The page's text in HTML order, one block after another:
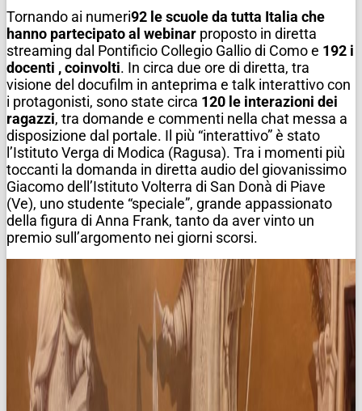
Tornando ai numeri92 le scuole da tutta Italia che
hanno partecipato al webinar proposto in diretta
streaming dal Pontificio Collegio Gallio di Como e 192 i
docenti , coinvolti. In circa due ore di diretta, tra
visione del docufilm in anteprima e talk interattivo con
i protagonisti, sono state circa 120 le interazioni dei
ragazzi, tra domande e commenti nella chat messa a
disposizione dal portale. Il più “interattivo” è stato
l’Istituto Verga di Modica (Ragusa). Tra i momenti più
toccanti la domanda in diretta audio del giovanissimo
Giacomo dell’Istituto Volterra di San Donà di Piave
(Ve), uno studente “speciale”, grande appassionato
della figura di Anna Frank, tanto da aver vinto un
premio sull’argomento nei giorni scorsi.